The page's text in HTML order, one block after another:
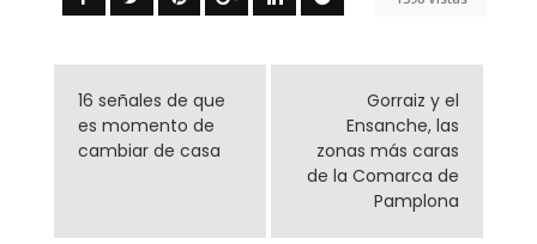
16 señales de que
es momento de
cambiar de casa
Gorraiz y el
Ensanche, las
zonas más caras
de la Comarca de
Pamplona